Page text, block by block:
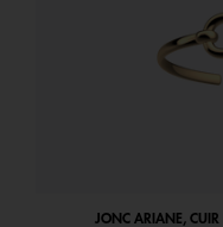
JONC ARIANE, CUIR